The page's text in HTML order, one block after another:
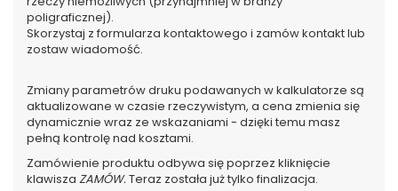
poligraficznej).
Skorzystaj z formularza kontaktowego i zamów kontakt lub
zostaw wiadomość.
Zmiany parametrów druku podawanych w kalkulatorze są
aktualizowane w czasie rzeczywistym, a cena zmienia się
dynamicznie wraz ze wskazaniami - dzięki temu masz
pełną kontrolę nad kosztami.
Zamówienie produktu odbywa się poprzez kliknięcie
klawisza ZAMÓW.Teraz została już tylko finalizacja.